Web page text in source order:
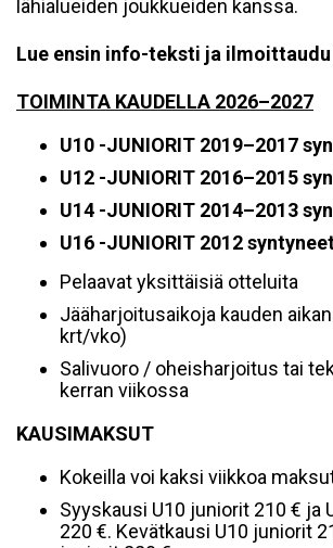
lähialueiden joukkueiden kanssa.
Lue ensin info-teksti ja ilmoittaudu
TOIMINTA KAUDELLA 2026–2027
U10 -JUNIORIT 2019–2017
U12 -JUNIORIT 2016–2015
U14 -JUNIORIT 2014–2013
U16 -JUNIORIT 2012
Pelaavat yksittäisiä otteluita
Jääharjoitusaikoja kauden
krt/vko)
Salivuoro / oheisharjoitus tai
kerran viikossa
KAUSIMAKSUT
Kokeilla voi kaksi viikkoa
Syyskausi U10 juniorit 210 € ja
220 €. Kevätkausi U10 juniorit